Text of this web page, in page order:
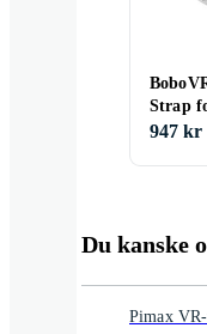
Strap
947 kr
Du kanske
Pimax